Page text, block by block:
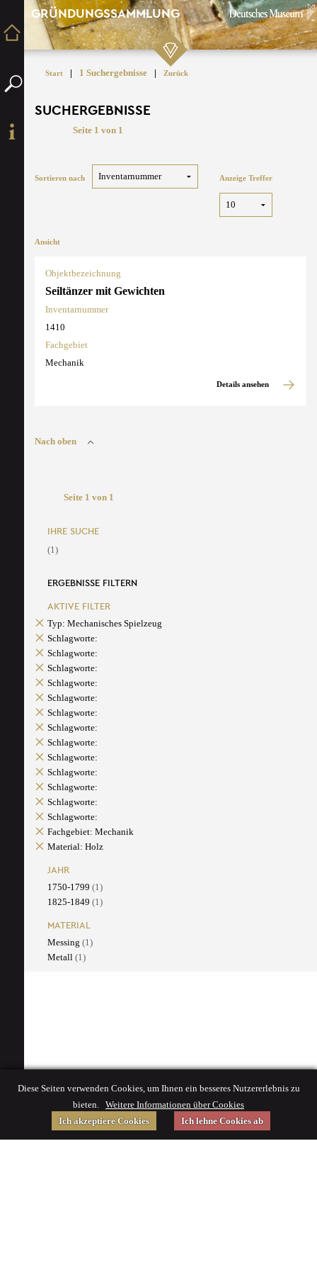
GRÜNDUNGSSAMMLUNG
Start | 1 Suchergebnisse | Zurück
SUCHERGEBNISSE
Seite 1 von 1
Sortieren nach Anzeige Treffer
Ansicht
Objektbezeichnung
Seiltänzer mit Gewichten
Inventarnummer
1410
Fachgebiet
Mechanik
Details ansehen
Nach oben
Seite 1 von 1
IHRE SUCHE
(1)
ERGEBNISSE FILTERN
AKTIVE FILTER
Typ: Mechanisches Spielzeug
Schlagworte:
Schlagworte:
Schlagworte:
Schlagworte:
Schlagworte:
Schlagworte:
Schlagworte:
Schlagworte:
Schlagworte:
Schlagworte:
Schlagworte:
Schlagworte:
Schlagworte:
Fachgebiet: Mechanik
Material: Holz
JAHR
1750-1799 (1)
1825-1849 (1)
MATERIAL
Messing (1)
Metall (1)
Diese Seiten verwenden Cookies, um Ihnen ein besseres Nutzererlebnis zu
bieten. Weitere Informationen über Cookies
Ich akzeptiere Cookies
Ich lehne Cookies ab